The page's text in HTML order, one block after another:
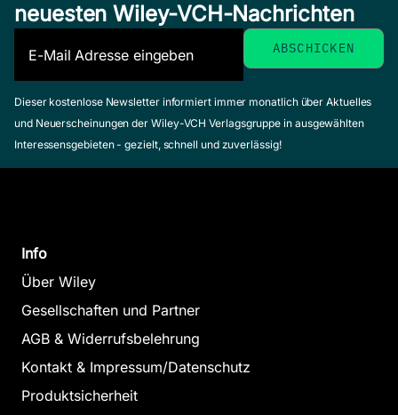
neuesten Wiley-VCH-Nachrichten
Dieser kostenlose Newsletter informiert immer monatlich über Aktuelles
und Neuerscheinungen der Wiley-VCH Verlagsgruppe in ausgewählten
Interessensgebieten - gezielt, schnell und zuverlässig!
Info
Über Wiley
Gesellschaften und Partner
AGB & Widerrufsbelehrung
Kontakt & Impressum/Datenschutz
Produktsicherheit